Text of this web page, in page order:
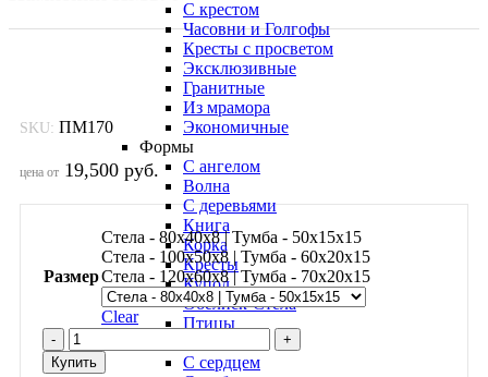
С крестом
Часовни и Голгофы
Кресты с просветом
Эксклюзивные
Гранитные
Из мрамора
Экономичные
Формы
С ангелом
Волна
С деревьями
Книга
Корка
Кресты
Купол
Обелиск-Стела
Птицы
С сердцем
SKU: ПМ170
цена от 19,500 руб.
Размер
Стела - 80х40х8 | Тумба - 50х15х15
Стела - 100х50х8 | Тумба - 60х20х15
Стела - 120х60х8 | Тумба - 70х20х15
Clear
Памятник
ПМ170
Купить